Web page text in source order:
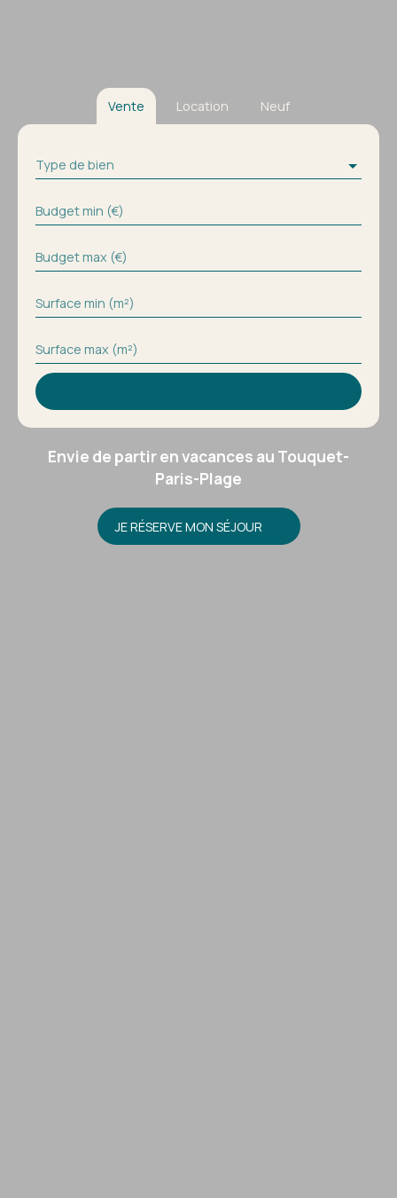
Vente Location Neuf
Type de bien
Budget min (€)
Budget max (€)
Surface min (m²)
Surface max (m²)
Envie de partir en vacances au Touquet-
Paris-Plage
JE RÉSERVE MON SÉJOUR